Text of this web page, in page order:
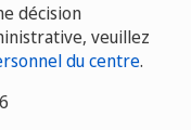
décision
veuillez
du centre.